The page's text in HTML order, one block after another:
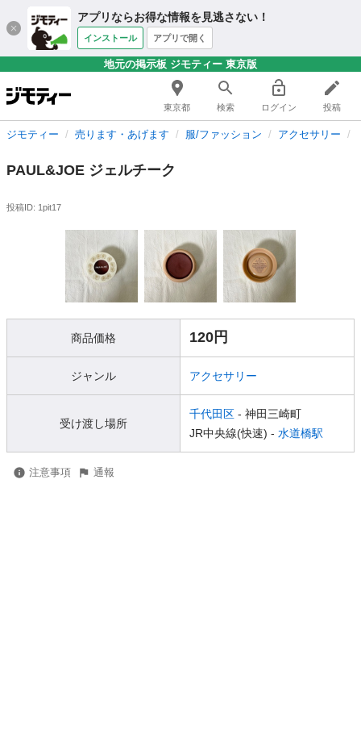
アプリならお得な情報を見逃さない！
インストール アプリで開く
地元の掲示板 ジモティー 東京版
東京都 検索 ログイン 投稿
ジモティー 売ります・あげます 服/ファッション アクセサリー
PAUL&JOE ジェルチーク
投稿ID: 1pit17
商品価格 120円
ジャンル アクセサリー
受け渡し場所
千代田区 - 神田三崎町
JR中央線(快速) - 水道橋駅
注意事項 通報